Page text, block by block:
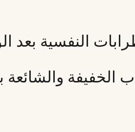
النفسية بعد
الخفيفة والشائعة